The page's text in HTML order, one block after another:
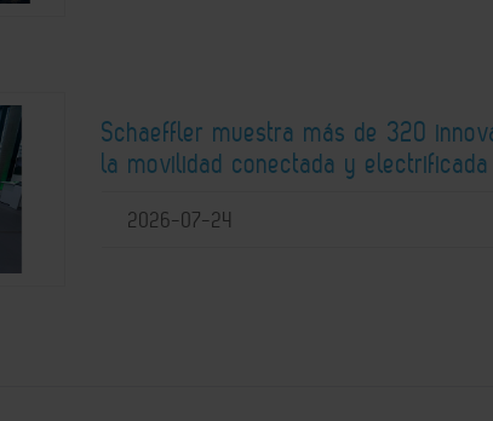
Schaeffler muestra más de 320
la movilidad conectada y electrificada
2026-07-24